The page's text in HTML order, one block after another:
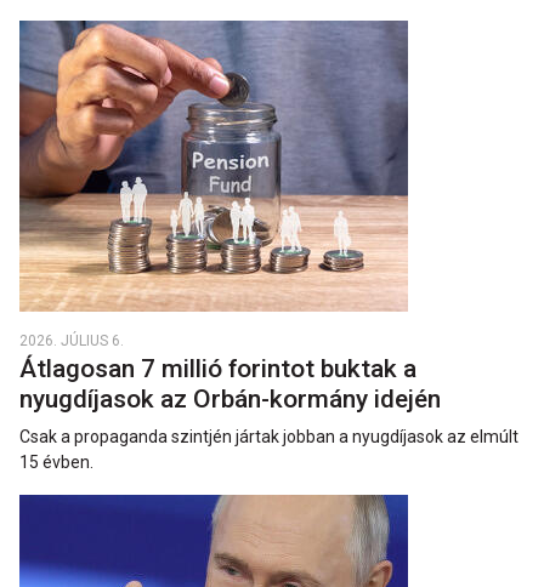
2026. JÚLIUS 6.
Átlagosan 7 millió forintot buktak a
nyugdíjasok az Orbán-kormány idején
Csak a propaganda szintjén jártak jobban a nyugdíjasok az elmúlt
15 évben.